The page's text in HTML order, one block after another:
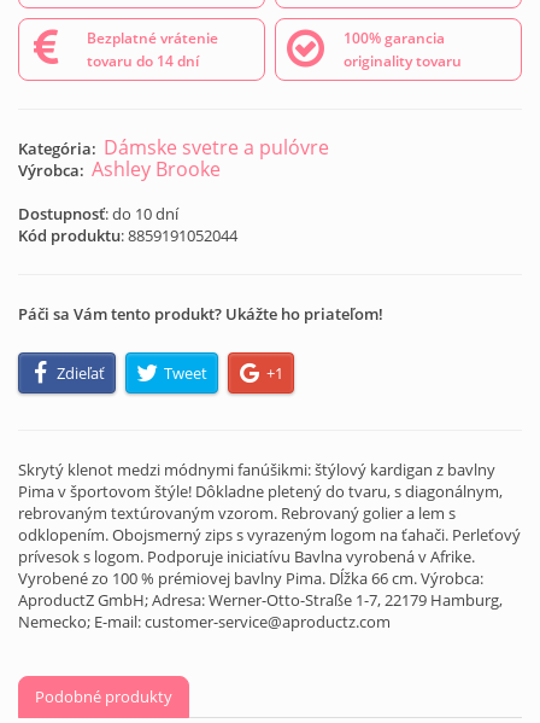
Bezplatné vrátenie
tovaru do 14 dní
100% garancia
originality tovaru
Kategória: Dámske svetre a pulóvre
Výrobca: Ashley Brooke
Dostupnosť: do 10 dní
Kód produktu:8859191052044
Páči sa Vám tento produkt? Ukážte ho priateľom!
Zdieľať Tweet +1
Skrytý klenot medzi módnymi fanúšikmi: štýlový kardigan z bavlny
Pima v športovom štýle! Dôkladne pletený do tvaru, s diagonálnym,
rebrovaným textúrovaným vzorom. Rebrovaný golier a lem s
odklopením. Obojsmerný zips s vyrazeným logom na ťahači. Perleťový
prívesok s logom. Podporuje iniciatívu Bavlna vyrobená v Afrike.
Vyrobené zo 100 % prémiovej bavlny Pima. Dĺžka 66 cm. Výrobca:
AproductZ GmbH; Adresa: Werner-Otto-Straße 1-7, 22179 Hamburg,
Nemecko; E-mail: customer-service@aproductz.com
Podobné produkty